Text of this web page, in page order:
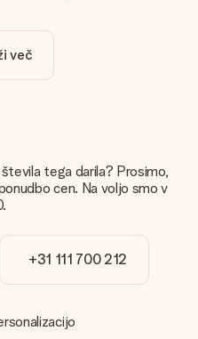
vključuje personalizacijo
popolnoma zadovoljni.
visokokakovostne
in priložite fotografijo skupaj
lahko za vas preverijo
naš urejevalnik. Je to preveč
ki bi jo radi uporabili?
ki ga želite!
več
tega darila? Prosimo,
cen. Na voljo smo v
+31 111 700 212